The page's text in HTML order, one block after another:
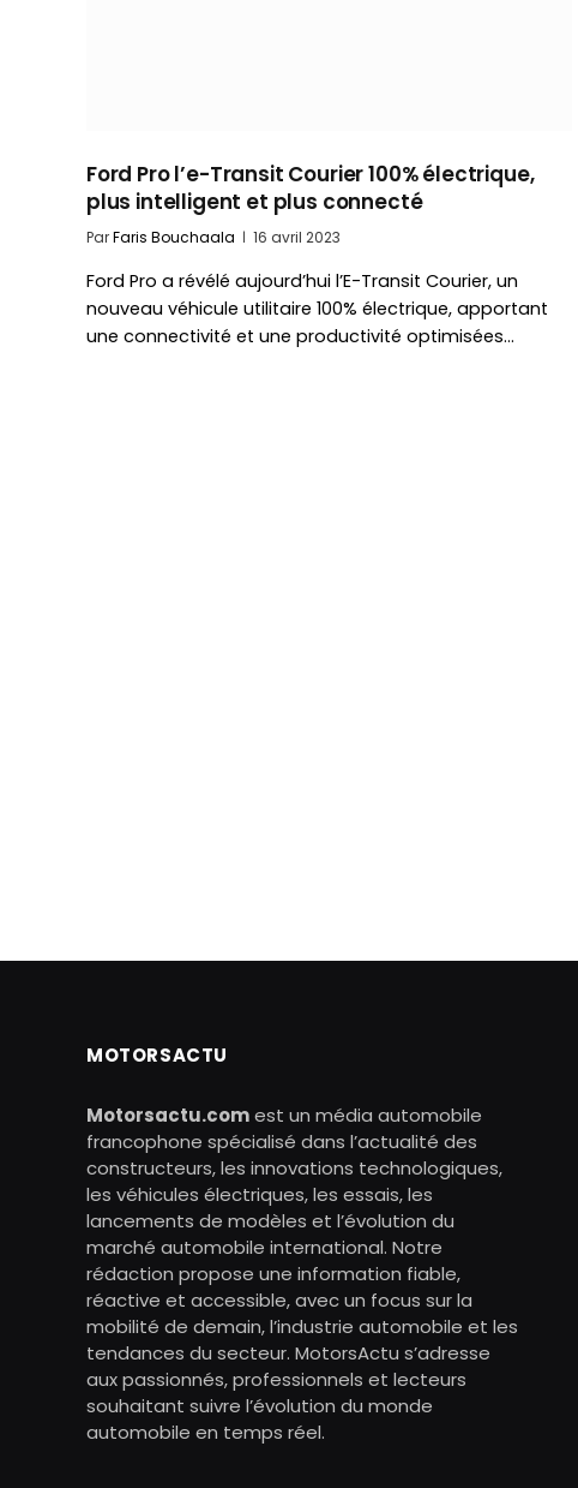
Ford Pro l’e-Transit Courier 100% électrique,
plus intelligent et plus connecté
ParFaris Bouchaala 16 avril 2023
Ford Pro a révélé aujourd’hui l’E-Transit Courier, un
nouveau véhicule utilitaire 100% électrique, apportant
une connectivité et une productivité optimisées…
MOTORSACTU
Motorsactu.comest un média automobile
francophone spécialisé dans l’actualité des
constructeurs, les innovations technologiques,
les véhicules électriques, les essais, les
lancements de modèles et l’évolution du
marché automobile international. Notre
rédaction propose une information fiable,
réactive et accessible, avec un focus sur la
mobilité de demain, l’industrie automobile et les
tendances du secteur. MotorsActu s’adresse
aux passionnés, professionnels et lecteurs
souhaitant suivre l’évolution du monde
automobile en temps réel.